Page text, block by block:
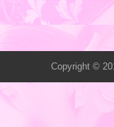
Copyright ©